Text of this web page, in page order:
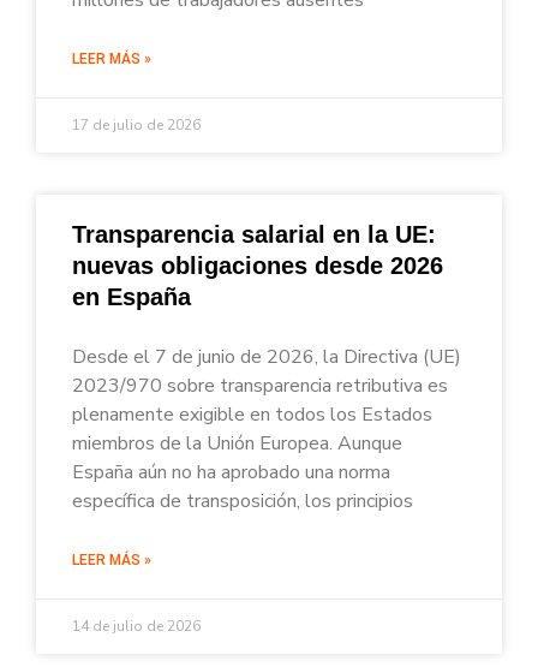
LEER MÁS »
17 de julio de 2026
Transparencia salarial en la UE:
nuevas obligaciones desde 2026
en España
Desde el 7 de junio de 2026, la Directiva (UE)
2023/970 sobre transparencia retributiva es
plenamente exigible en todos los Estados
miembros de la Unión Europea. Aunque
España aún no ha aprobado una norma
específica de transposición, los principios
LEER MÁS »
14 de julio de 2026